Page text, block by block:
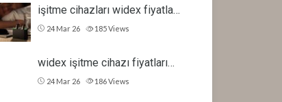
işitme cihazları widex fiyatla…
24 Mar 26 185Views
widex işitme cihazı fiyatları…
24 Mar 26 186Views